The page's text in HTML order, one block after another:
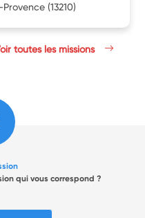
(13210)
toutes les missions
qui vous correspond ?